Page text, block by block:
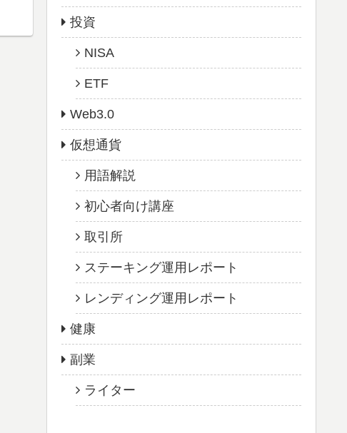
投資
NISA
ETF
Web3.0
仮想通貨
用語解説
初心者向け講座
取引所
ステーキング運用レポート
レンディング運用レポート
健康
副業
ライター